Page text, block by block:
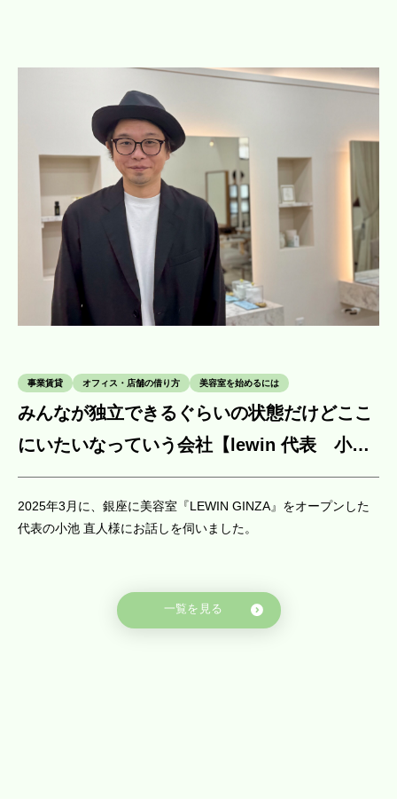
事業賃貸 オフィス・店舗の借り方 美容室を始めるには
みんなが独立できるぐらいの状態だけどここ
にいたいなっていう会社【lewin 代表 小池
直人様】
2025年3月に、銀座に美容室『LEWIN GINZA』をオープンした
代表の小池 直人様にお話しを伺いました。
一覧を見る